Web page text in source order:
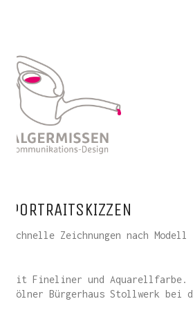
PORTRAITSKIZZEN
schnelle Zeichnungen nach Modell
mit Fineliner und Aquarellfarbe.
Kölner Bürgerhaus Stollwerk bei